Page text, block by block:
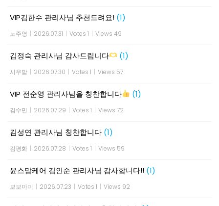
VIP김한수 관리사님 추천드려요! (1)
노주영 | 2026.07.31 | Votes 1 | Views 49
김정숙 관리사님 감사드립니다 (1)
시우맘 | 2026.07.30 | Votes 1 | Views 57
VIP 전순영 관리사님을 칭찬합니다 (1)
김수민 | 2026.07.29 | Votes 1 | Views 72
김성연 관리사님 칭찬합니다 (1)
김평화 | 2026.07.28 | Votes 1 | Views 59
윤스맘케어 김인순 관리사님 감사합니다!! (1)
보보마미 | 2026.07.23 | Votes 1 | Views 92